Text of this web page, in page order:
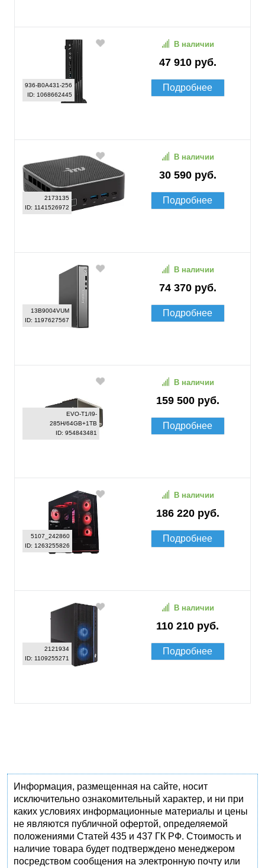
936-B0A431-256
ID: 1068662445
47 910 руб.
В наличии
Подробнее
2173135
ID: 1141526972
30 590 руб.
В наличии
Подробнее
13B9004VUM
ID: 1197627567
74 370 руб.
В наличии
Подробнее
EVO-T1/I9-
285H/64GB+1TB
ID: 954843481
159 500 руб.
В наличии
Подробнее
5107_242860
ID: 1263255826
186 220 руб.
В наличии
Подробнее
2121934
ID: 1109255271
110 210 руб.
В наличии
Подробнее
Информация, размещенная на сайте, носит
исключительно ознакомительный характер, и ни при
каких условиях информационные материалы и цены
не являются публичной офертой, определяемой
положениями Статей 435 и 437 ГК РФ. Стоимость и
наличие товара будет подтверждено менеджером
посредством сообщения на электронную почту или